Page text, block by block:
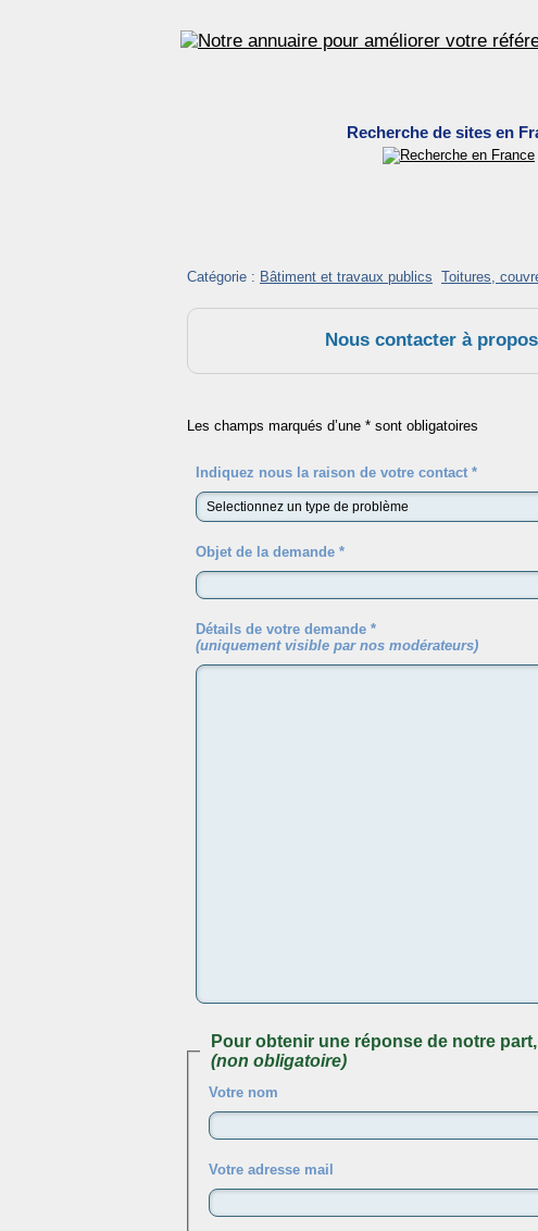
Recherche de sites en
Catégorie : Bâtiment et travaux publics Toitures,
Nous contacter à
Les champs marqués d’une * sont obligatoires
Indiquez nous la raison de votre contact *
Objet de la demande *
Détails de votre demande *
(uniquement visible par nos modérateurs)
Pour obtenir une réponse de notre
(non obligatoire)
Votre nom
Votre adresse mail